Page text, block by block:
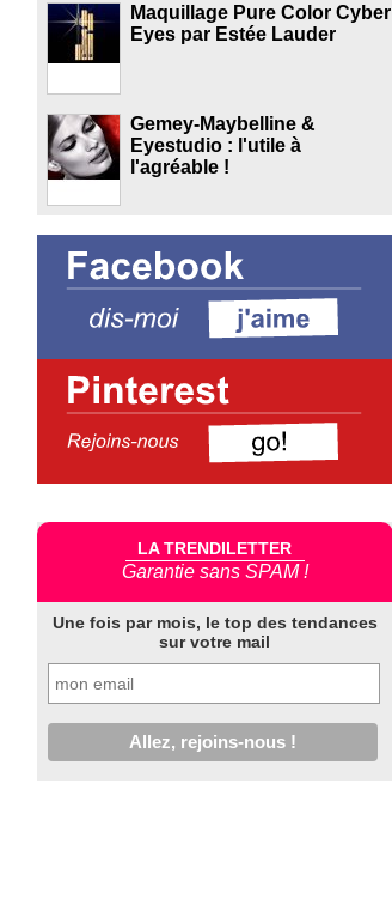
Maquillage Pure Color Cyber
Eyes par Estée Lauder
Gemey-Maybelline &
Eyestudio : l'utile à
l'agréable !
LA TRENDILETTER
Garantie sans SPAM !
Une fois par mois, le top des tendances
sur votre mail